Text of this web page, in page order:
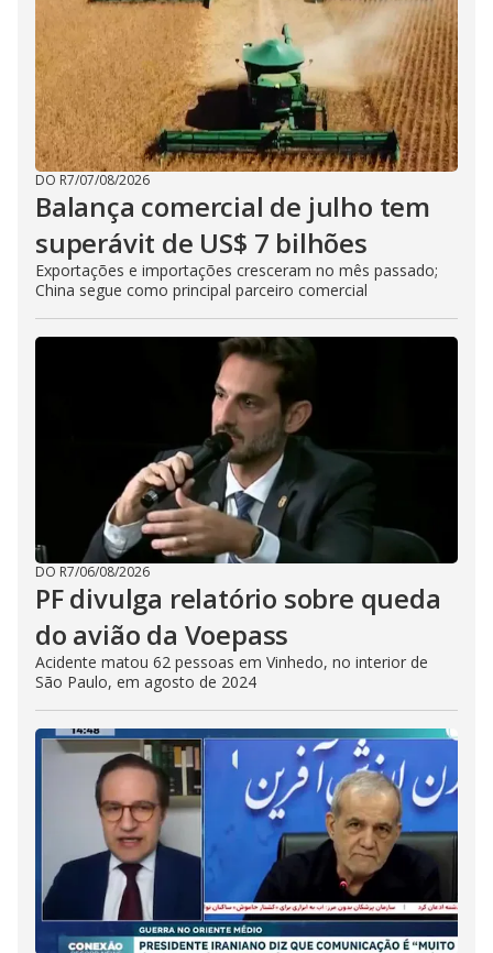
DO R7/07/08/2026
Balança comercial de julho tem
superávit de US$ 7 bilhões
Exportações e importações cresceram no mês passado;
China segue como principal parceiro comercial
DO R7/06/08/2026
PF divulga relatório sobre queda
do avião da Voepass
Acidente matou 62 pessoas em Vinhedo, no interior de
São Paulo, em agosto de 2024